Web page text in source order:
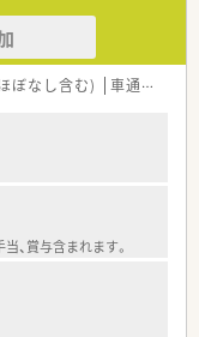
を発揮しながら業務を
調和を大切にできる
ぼなし含む) 車通勤可
、賞与含まれます。